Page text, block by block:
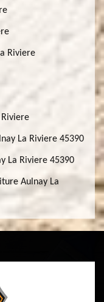
Riviere
La Riviere 45390
La Riviere 45390
Aulnay La